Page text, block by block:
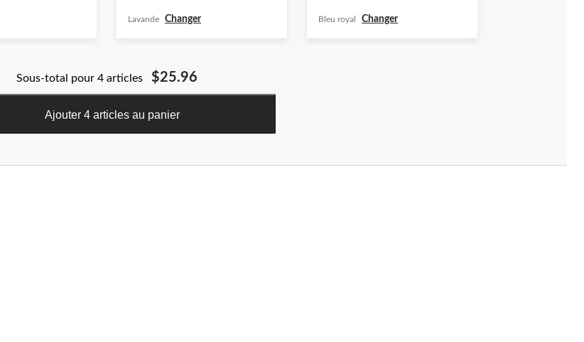
Lavande Changer Bleu royal Changer
Sous-total pour 4 articles $25.96
Ajouter 4 articles au panier